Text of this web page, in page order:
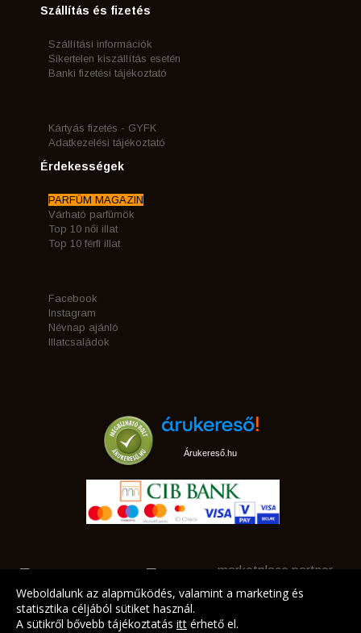
Szállítás és fizetés
Szállítási információk
Sikertelen kiszállítás esetén
Banki fizetési tájékoztató
Kártyás fizetés - GYFK
Adatkezelési tájékoztató
Érdekességek
PARFÜM MAGAZIN
Várható parfümök
Top 10 női illat
Top 10 férfi illat
Facebook
Instagram
Névnap ajánló
Illatcsaládok
Árukereső.hu
marketplace partner
Weboldalunk az alapműködés, valamint a marketing és
statisztika céljából sütiket használ.
A sütikről bővebb tájékoztatás itt érhető el.